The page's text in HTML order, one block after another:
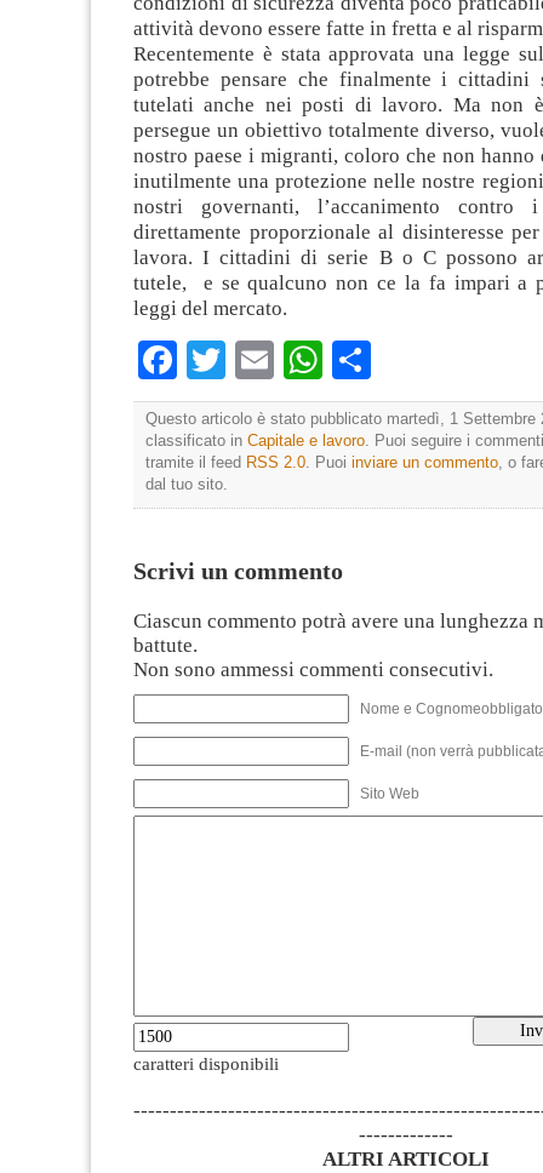
attività devono essere fatte in fretta e al
Recentemente è stata approvata una legge
potrebbe pensare che finalmente i cittadini
tutelati anche nei posti di lavoro. Ma non
persegue un obiettivo totalmente diverso,
nostro paese i migranti, coloro che non
inutilmente una protezione nelle nostre
nostri governanti, l’accanimento contro
direttamente proporzionale al disinteresse
lavora. I cittadini di serie B o C possono
tutele, e se qualcuno non ce la fa impari a
leggi del mercato.
Facebook
TwitterEmailWhatsApp
Questo articolo è stato pubblicato martedì, 1 Settembre
classificato in Capitale e lavoro. Puoi seguire i
tramite il feed RSS 2.0. Puoi inviare un commento, o
dal tuo sito.
Scrivi un commento
Ciascun commento potrà avere una lunghezza
battute.
Non sono ammessi commenti consecutivi.
Nome e
E-mail (non verrà
Sito Web
caratteri disponibili
-------------
ALTRI ARTICOLI